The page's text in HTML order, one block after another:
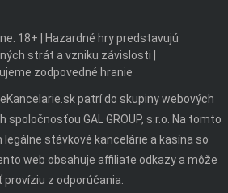
18+ | Hazardné hry predstavujú
strát a vzniku závislosti |
zodpovedné hranie
patrí do skupiny webových
GAL GROUP, s.r.o. Na tomto
legálne stávkové kancelárie a kasína so
web obsahuje affiliate odkazy a môže
províziu z odporúčania.